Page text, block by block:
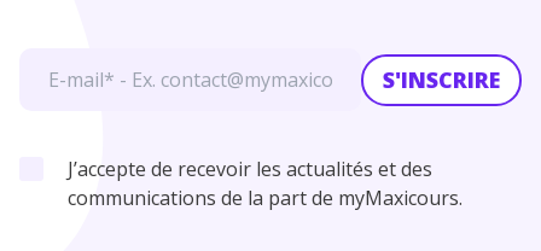
S'INSCRIRE
J’accepte de recevoir les actualités et des
communications de la part de myMaxicours.